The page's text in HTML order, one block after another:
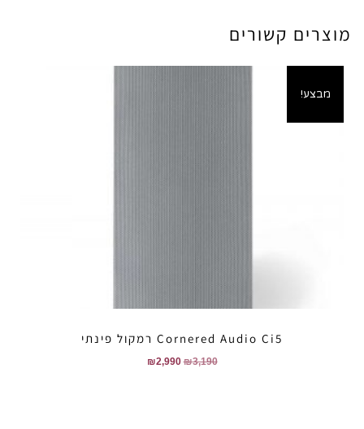
מוצרים קשורים
מבצע!
Cornered Audio Ci5 רמקול פינתי
₪3,190
₪2,990